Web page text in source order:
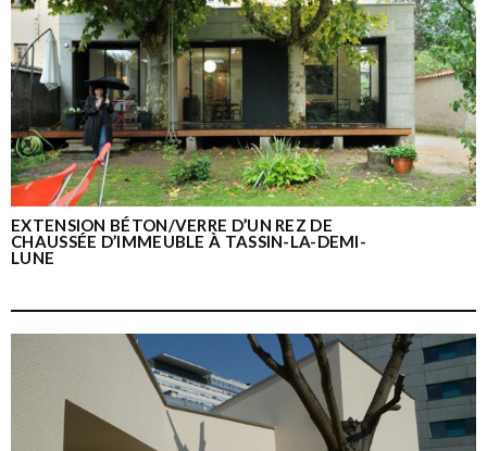
EXTENSION BÉTON/VERRE D’UN REZ DE
CHAUSSÉE D’IMMEUBLE À TASSIN-LA-DEMI-
LUNE